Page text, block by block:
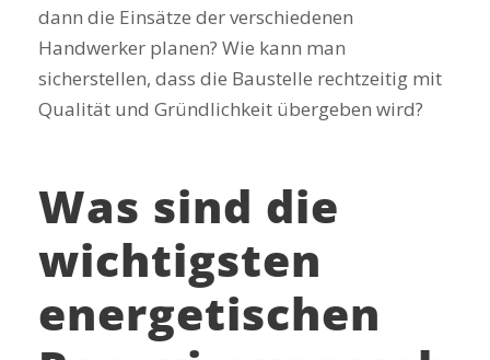
dann die Einsätze der verschiedenen
Handwerker planen? Wie kann man
sicherstellen, dass die Baustelle rechtzeitig mit
Qualität und Gründlichkeit übergeben wird?
Was sind die
wichtigsten
energetischen